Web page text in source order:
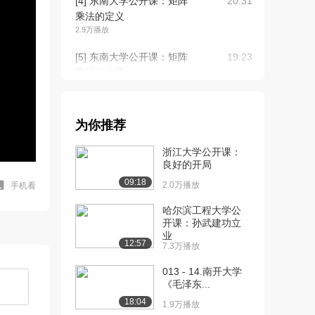
手机看
乘法的定义
2.9万播放
[5] 东南大学公开课：矩阵
19:23
的转置
[7] 东南大学公开课：分块
[8] 东南大学公开课：矩阵
的初等变换
21:05
[9] 东南大学公开课：初等
2.1万播放
为你推荐
09:18
浙江大学公开课：
良好的开局
2.0万播放
12:57
哈尔滨工程大学公
开课：孙武建功立
业
7.3万播放
18:04
013 - 14.南开大学
《毛泽东...
1.9万播放